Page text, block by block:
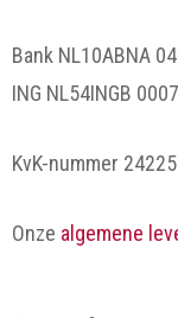
Bank NL10ABNA
ING NL54INGB
KvK-nummer
Onze algemene